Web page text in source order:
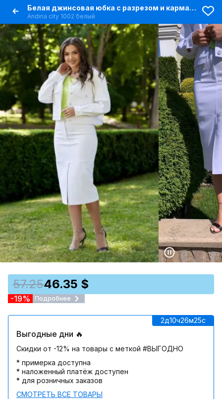
Белая джинсовая юбка с разрезом и карманами
Andina city 1002 белый
57.2546.35 $
-19% Подробнее
2д10ч26м25c
Выгодные дни 🔥
Скидки от -12% на товары с меткой #ВЫГОДНО
* примерка доступна
* наложенный платёж доступен
* для розничных заказов
СМОТРЕТЬ ВСЕ ТОВАРЫ